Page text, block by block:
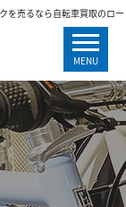
を売るなら自転車買取のロー
MENU